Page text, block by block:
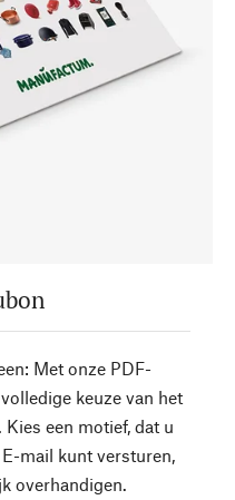
Met onze PDF-
keuze van het
een motief, dat u
mail kunt versturen,
overhandigen.